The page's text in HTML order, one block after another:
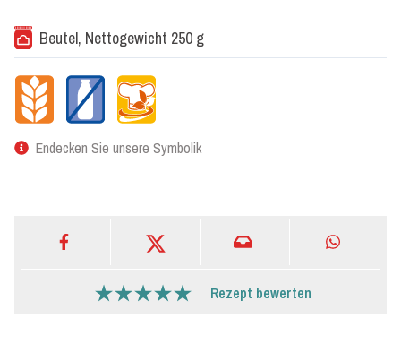
Beutel, Nettogewicht 250 g
Endecken Sie unsere Symbolik
Rezept bewerten